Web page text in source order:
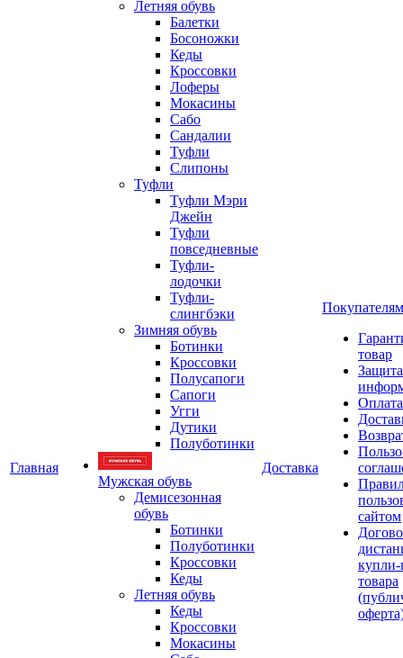
Главная
Летняя обувь
Балетки
Босоножки
Кеды
Кроссовки
Лоферы
Мокасины
Сабо
Сандалии
Туфли
Слипоны
Туфли
Туфли Мэри
Джейн
Туфли
повседневные
Туфли-
лодочки
Туфли-
слингбэки
Зимняя обувь
Ботинки
Кроссовки
Полусапоги
Сапоги
Угги
Дутики
Полуботинки
Мужская обувь
Демисезонная
обувь
Ботинки
Полуботинки
Кроссовки
Кеды
Летняя обувь
Кеды
Кроссовки
Мокасины
Доставка
Покупателям
товар
Защита
Оплата
сайтом
товара